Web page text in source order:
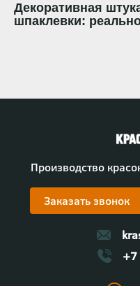
Декоративная
шпаклевки:
Производство
Заказать звонок
+7